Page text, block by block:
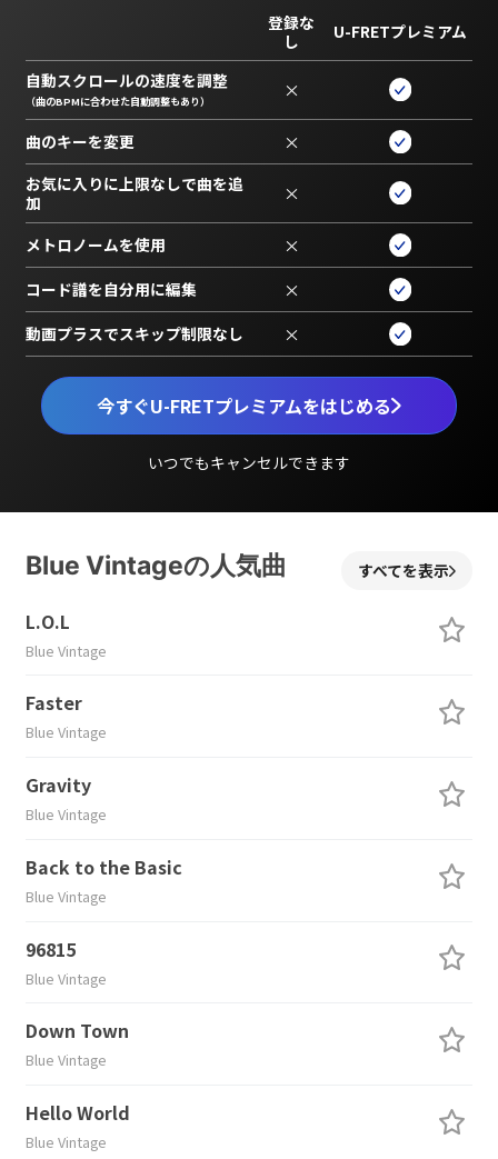
今すぐU-FRETプレミアムをはじめる
いつでもキャンセルできます
登録な
し
U-FRETプレミアム
自動スクロールの速度を調整
（曲のBPMに合わせた自動調整もあり） ×
曲のキーを変更 ×
お気に入りに上限なしで曲を追
加
×
メトロノームを使用 ×
コード譜を自分用に編集 ×
動画プラスでスキップ制限なし ×
Blue Vintageの人気曲 すべてを表示
L.O.L
Blue Vintage
Faster
Blue Vintage
Gravity
Blue Vintage
Back to the Basic
Blue Vintage
96815
Blue Vintage
Down Town
Blue Vintage
Hello World
Blue Vintage